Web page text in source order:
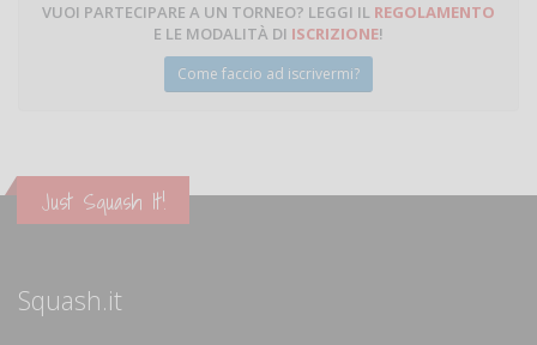
VUOI PARTECIPARE A UN TORNEO? LEGGI IL REGOLAMENTO
E LE MODALITÀ DI ISCRIZIONE!
Come faccio ad iscrivermi?
Just Squash It!
Squash.it